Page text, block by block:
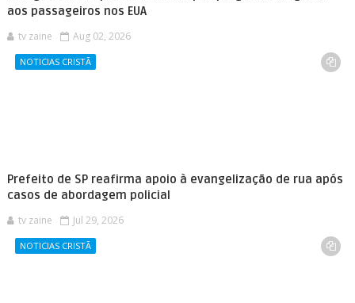
aos passageiros nos EUA
tv zaine Aug 02, 2026
NOTICIAS CRISTÃ
Prefeito de SP reafirma apoio à evangelização de rua após
casos de abordagem policial
tv zaine Jul 29, 2026
NOTICIAS CRISTÃ